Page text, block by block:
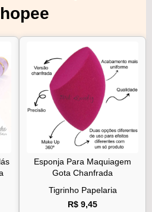
Esponja Para Maquiagem
Gota Chanfrada
Tigrinho Papelaria
R$ 9,45